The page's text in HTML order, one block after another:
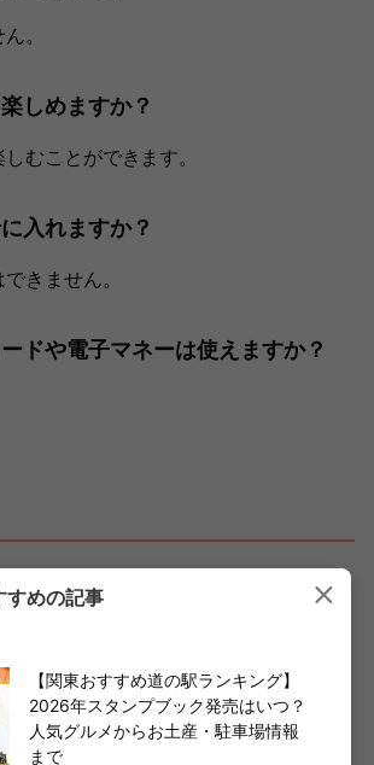
。
しめますか？
むことができます。
入れますか？
きません。
ドや電子マネーは使えますか？
かうちは、地元産の新鮮なジビエ料理
です。命を無駄にしない取り組みやジ
里さかうち
川町坂内広瀬306番地
すめの記事
【関東おすすめ道の駅ランキング】
2026年スタンプブック発売はいつ？
人気グルメからお土産・駐車場情報
まで